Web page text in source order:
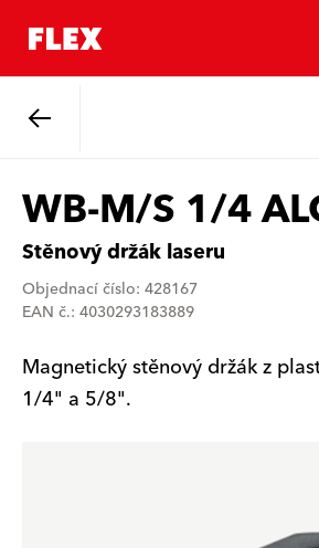
WB-M/S 1/4
Stěnový držák laseru
Objednací číslo: 428167
EAN č.: 4030293183889
Magnetický stěnový držák z
1/4" a 5/8".